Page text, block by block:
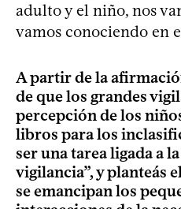
adulto y el niño, nos
vamos conociendo en
A partir de la
de que los grandes
percepción de los
libros para los
ser una tarea ligada a
vigilancia”, y planteás
se emancipan los